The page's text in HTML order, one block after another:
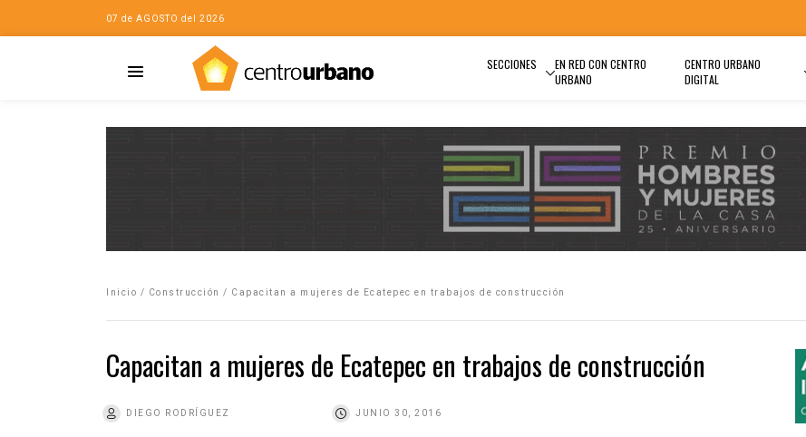
07 de AGOSTO del 2026
SECCIONES
EN RED CON CENTRO
URBANO
CENTRO URBANO
DIGITAL
Inicio / Construcción / Capacitan a mujeres de Ecatepec en trabajos de construcción
Capacitan a mujeres de Ecatepec en trabajos de construcción
DIEGO RODRÍGUEZ JUNIO 30, 2016